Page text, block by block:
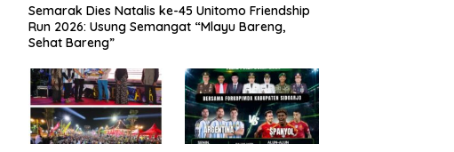
Semarak Dies Natalis ke-45 Unitomo Friendship
Run 2026: Usung Semangat “Mlayu Bareng,
Sehat Bareng”